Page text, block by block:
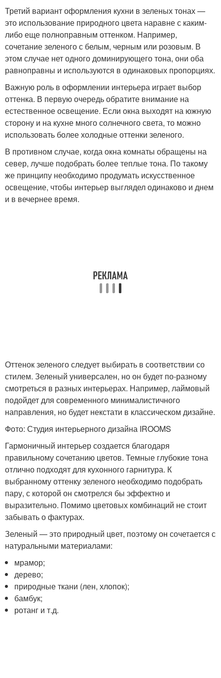
Третий вариант оформления кухни в зеленых тонах —
это использование природного цвета наравне с каким-
либо еще полноправным оттенком. Например,
сочетание зеленого с белым, черным или розовым. В
этом случае нет одного доминирующего тона, они оба
равноправны и используются в одинаковых пропорциях.
Важную роль в оформлении интерьера играет выбор
оттенка. В первую очередь обратите внимание на
естественное освещение. Если окна выходят на южную
сторону и на кухне много солнечного света, то можно
использовать более холодные оттенки зеленого.
В противном случае, когда окна комнаты обращены на
север, лучше подобрать более теплые тона. По такому
же принципу необходимо продумать искусственное
освещение, чтобы интерьер выглядел одинаково и днем
и в вечернее время.
Оттенок зеленого следует выбирать в соответствии со
стилем. Зеленый универсален, но он будет по-разному
смотреться в разных интерьерах. Например, лаймовый
подойдет для современного минималистичного
направления, но будет некстати в классическом дизайне.
Фото: Студия интерьерного дизайна IROOMS
Гармоничный интерьер создается благодаря
правильному сочетанию цветов. Темные глубокие тона
отлично подходят для кухонного гарнитура. К
выбранному оттенку зеленого необходимо подобрать
пару, с которой он смотрелся бы эффектно и
выразительно. Помимо цветовых комбинаций не стоит
забывать о фактурах.
Зеленый — это природный цвет, поэтому он сочетается с
натуральными материалами:
мрамор;
дерево;
природные ткани (лен, хлопок);
бамбук;
ротанг и т.д.